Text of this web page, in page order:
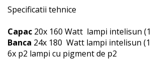
Specificatii tehnice
Capac 20x 160 Watt lampi intelisun
Banca 24x 180 Watt lampi intelisun
6x p2 lampi cu pigment de p2